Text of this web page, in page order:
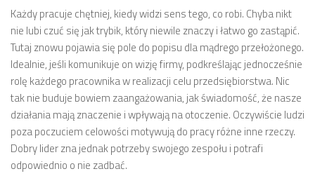
Każdy pracuje chętniej, kiedy widzi sens tego, co robi. Chyba nikt
nie lubi czuć się jak trybik, który niewile znaczy i łatwo go zastąpić.
Tutaj znowu pojawia się pole do popisu dla mądrego przełożonego.
Idealnie, jeśli komunikuje on wizję firmy, podkreślając jednocześnie
rolę każdego pracownika w realizacji celu przedsiębiorstwa. Nic
tak nie buduje bowiem zaangażowania, jak świadomość, że nasze
działania mają znaczenie i wpływają na otoczenie. Oczywiście ludzi
poza poczuciem celowości motywują do pracy różne inne rzeczy.
Dobry lider zna jednak potrzeby swojego zespołu i potrafi
odpowiednio o nie zadbać.